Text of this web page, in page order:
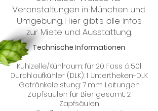
Veranstaltungen in München und
Umgebung. Hier gibt’s alle Infos
zur Miete und Ausstattung.
Technische Informationen
Kühlzelle/Kühlraum: für 20 Fass á 50l
Durchlaufkühler (DLK): 1 Untertheken-DLK
Getränkeleistung: 7 mm Leitungen
Zapfsäulen für Bier gesamt: 2
Zapfsäulen